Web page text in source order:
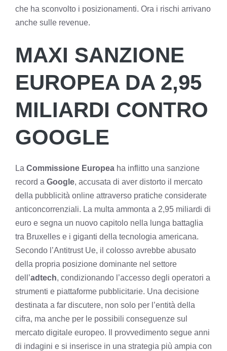
che ha sconvolto i posizionamenti. Ora i rischi arrivano
anche sulle revenue.
MAXI SANZIONE
EUROPEA DA 2,95
MILIARDI CONTRO
GOOGLE
La Commissione Europea ha inflitto una sanzione
record a Google, accusata di aver distorto il mercato
della pubblicità online attraverso pratiche considerate
anticoncorrenziali. La multa ammonta a 2,95 miliardi di
euro e segna un nuovo capitolo nella lunga battaglia
tra Bruxelles e i giganti della tecnologia americana.
Secondo l’Antitrust Ue, il colosso avrebbe abusato
della propria posizione dominante nel settore
dell’adtech, condizionando l’accesso degli operatori a
strumenti e piattaforme pubblicitarie. Una decisione
destinata a far discutere, non solo per l’entità della
cifra, ma anche per le possibili conseguenze sul
mercato digitale europeo. Il provvedimento segue anni
di indagini e si inserisce in una strategia più ampia con